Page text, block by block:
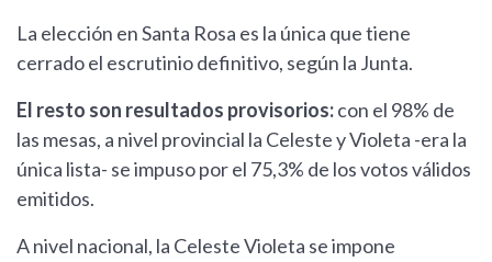
La elección en Santa Rosa es la única que tiene
cerrado el escrutinio definitivo, según la Junta.
El resto son resultados provisorios:con el 98% de
las mesas, a nivel provincial la Celeste y Violeta -era la
única lista- se impuso por el 75,3% de los votos válidos
emitidos.
A nivel nacional, la Celeste Violeta se impone